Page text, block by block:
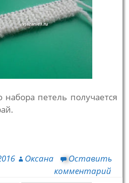
набора петель получается
Оксана
Оставить
комментарий